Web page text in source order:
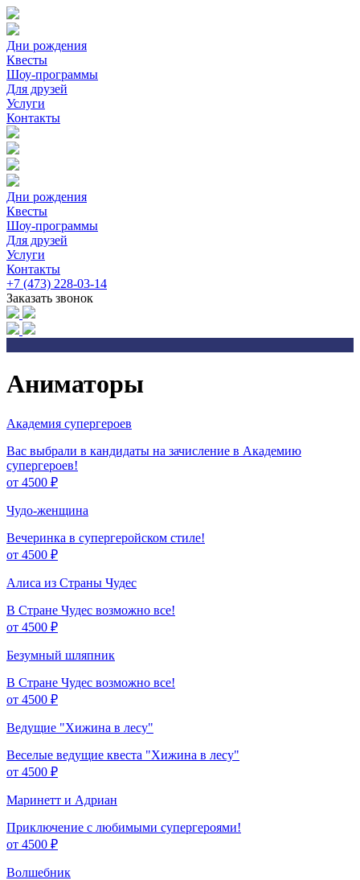
Дни рождения
Квесты
Шоу-программы
Для друзей
Услуги
Контакты
Дни рождения
Квесты
Шоу-программы
Для друзей
Услуги
Контакты
+7 (473) 228-03-14
Заказать звонок
Аниматоры
Академия супергероев
Вас выбрали в кандидаты на зачисление в Академию
супергероев!
от 4500 ₽
Чудо-женщина
Вечеринка в супергеройском стиле!
от 4500 ₽
Алиса из Страны Чудес
В Стране Чудес возможно все!
от 4500 ₽
Безумный шляпник
В Стране Чудес возможно все!
от 4500 ₽
Ведущие "Хижина в лесу"
Веселые ведущие квеста "Хижина в лесу"
от 4500 ₽
Маринетт и Адриан
Приключение с любимыми супергероями!
от 4500 ₽
Волшебник